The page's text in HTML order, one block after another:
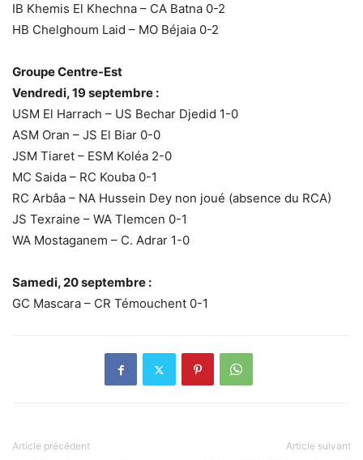
IB Khemis El Khechna – CA Batna 0-2
HB Chelghoum Laid – MO Béjaia 0-2
Groupe Centre-Est
Vendredi, 19 septembre :
USM El Harrach – US Bechar Djedid 1-0
ASM Oran – JS El Biar 0-0
JSM Tiaret – ESM Koléa 2-0
MC Saida – RC Kouba 0-1
RC Arbâa – NA Hussein Dey non joué (absence du RCA)
JS Texraine – WA Tlemcen 0-1
WA Mostaganem – C. Adrar 1-0
Samedi, 20 septembre :
GC Mascara – CR Témouchent 0-1
Article précédent Article suivant